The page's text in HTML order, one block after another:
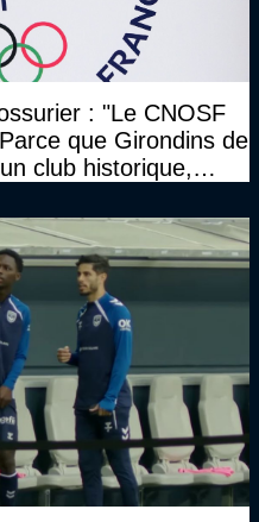
: "Le CNOSF
que Girondins de
club historique,